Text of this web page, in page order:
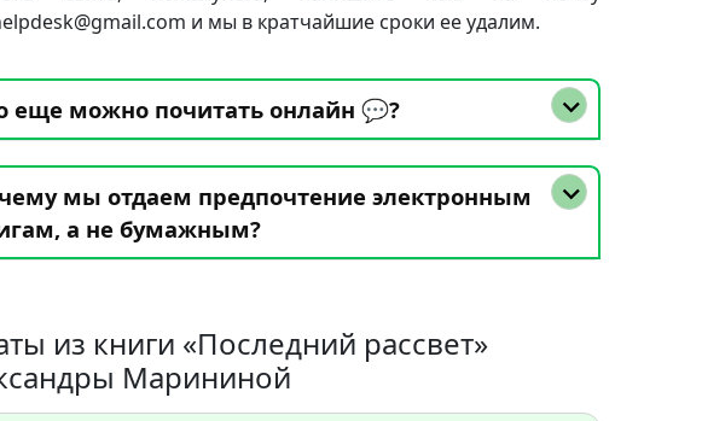
и мы в кратчайшие сроки ее удалим.
еще можно почитать онлайн 💬?
мы отдаем предпочтение электронным
а не бумажным?
из книги «Последний рассвет»
Марининой